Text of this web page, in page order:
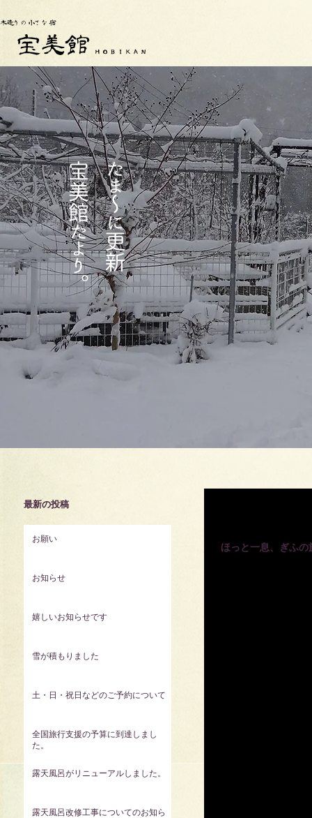
最新の投稿
お願い
お知らせ
嬉しいお知らせです
雪が積もりました
土・日・祝日などのご予約について
全国旅行支援の予算に到達しまし
た。
露天風呂がリニューアルしました。
露天風呂改修工事についてのお知ら
ほっと一息、ぎふ